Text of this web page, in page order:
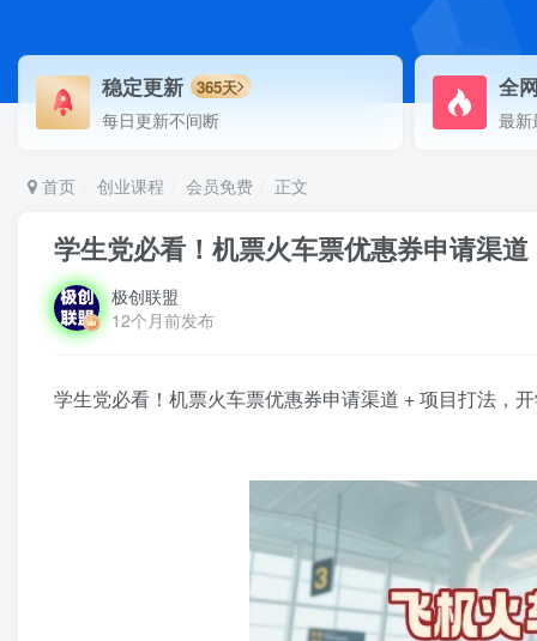
稳定更新 365天
每日更新不间断
全
最新
首页 创业课程 会员免费 正文
学生党必看！机票火车票优惠券申请渠
极创联盟
12个月前发布
学生党必看！机票火车票优惠券申请渠道 + 项目打法，